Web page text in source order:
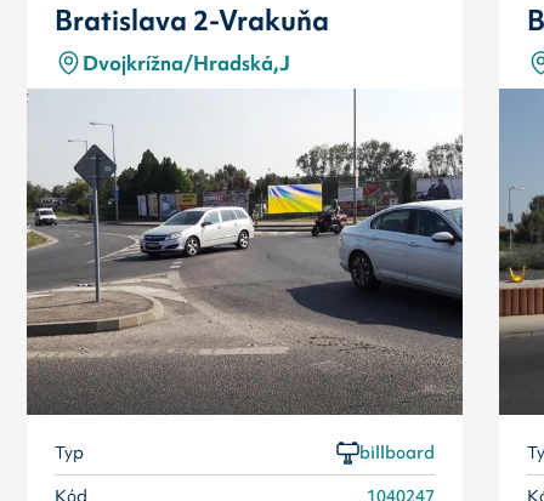
Bratislava 2-Vrakuňa
Dvojkrížna/Hradská,J
Typ
billboard
Kód
1040247